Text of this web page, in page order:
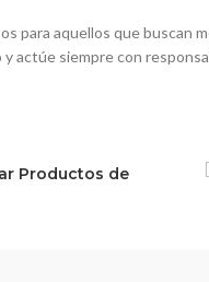
aquellos que buscan
actúe siempre con
Productos de